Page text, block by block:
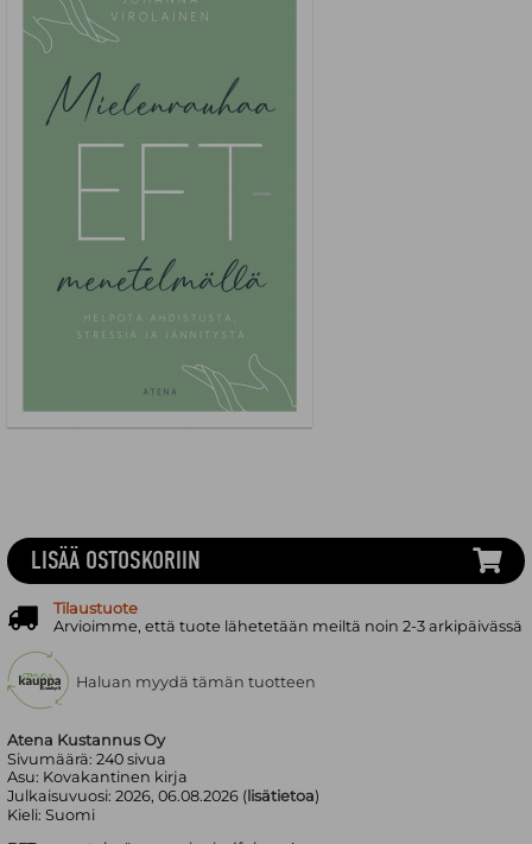
Atena Kustannus Oy
Sivumäärä:240 sivua
Asu: Kovakantinen kirja
Julkaisuvuosi:2026, 06.08.2026 ( lisätietoa)
Kieli:Suomi
LISÄÄ OSTOSKORIIN
Tilaustuote
Arvioimme, että tuote lähetetään meiltä noin 2-3 arkipäivässä
Haluan myydä tämän tuotteen